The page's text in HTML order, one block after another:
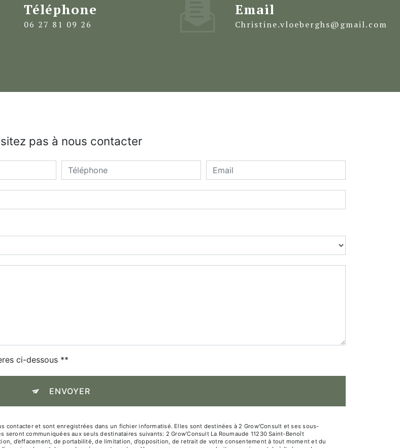
Téléphone
06 27 81 09 26
Email
christine.vloeberghs@gmail.com
pas à nous contacter
ci-dessous **
ENVOYER
et sont enregistrées dans un fichier informatisé. Elles sont destinées à 2 Grow'Consult et ses sous-
communiquées aux seuls destinataires suivants: 2 Grow'Consult La Roumaude 11230 Saint-Benoît
d’effacement, de portabilité, de limitation, d’opposition, de retrait de votre consentement à tout moment et du